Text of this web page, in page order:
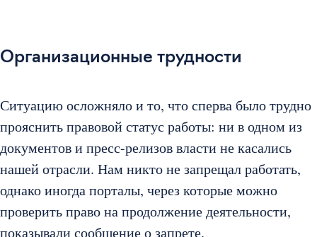
Организационные трудности
Ситуацию осложняло и то, что сперва было трудно
прояснить правовой статус работы: ни в одном из
документов и пресс-релизов власти не касались
нашей отрасли. Нам никто не запрещал работать,
однако иногда порталы, через которые можно
проверить право на продолжение деятельности,
показывали сообщение о запрете.